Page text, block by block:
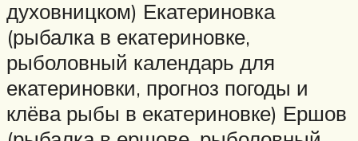
духовницком) Екатериновка
(рыбалка в екатериновке,
рыболовный календарь для
екатериновки, прогноз погоды и
клёва рыбы в екатериновке) Ершов